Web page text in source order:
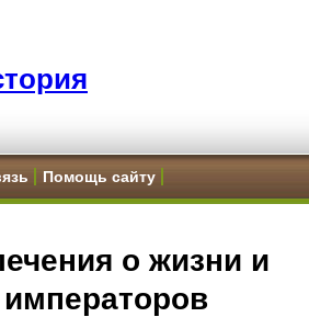
Помощь сайту
о жизни и